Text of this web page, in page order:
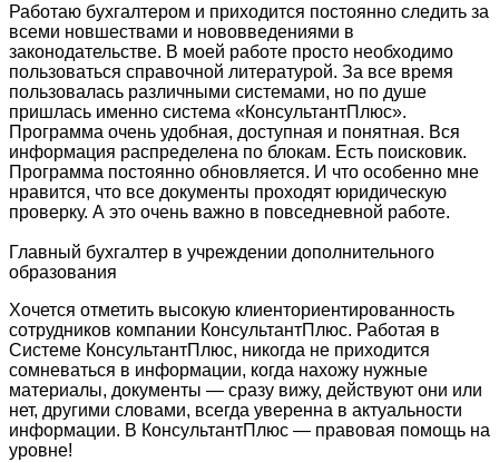
Работаю бухгалтером и приходится постоянно следить за
всеми новшествами и нововведениями в
законодательстве. В моей работе просто необходимо
пользоваться справочной литературой. За все время
пользовалась различными системами, но по душе
пришлась именно система «КонсультантПлюс».
Программа очень удобная, доступная и понятная. Вся
информация распределена по блокам. Есть поисковик.
Программа постоянно обновляется. И что особенно мне
нравится, что все документы проходят юридическую
проверку. А это очень важно в повседневной работе.
Главный бухгалтер в учреждении дополнительного
образования
Хочется отметить высокую клиенториентированность
сотрудников компании КонсультантПлюс. Работая в
Системе КонсультантПлюс, никогда не приходится
сомневаться в информации, когда нахожу нужные
материалы, документы — сразу вижу, действуют они или
нет, другими словами, всегда уверенна в актуальности
информации. В КонсультантПлюс — правовая помощь на
уровне!